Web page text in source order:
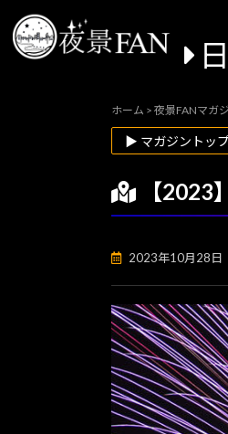
ホーム > 夜景FANマガ
▶ マガジントッ
【
2023年10月28日